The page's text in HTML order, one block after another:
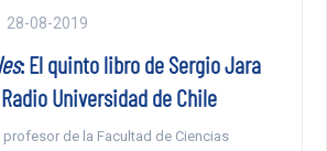
28-08-2019
: El quinto libro de Sergio Jara
Universidad de Chile
de la Facultad de Ciencias